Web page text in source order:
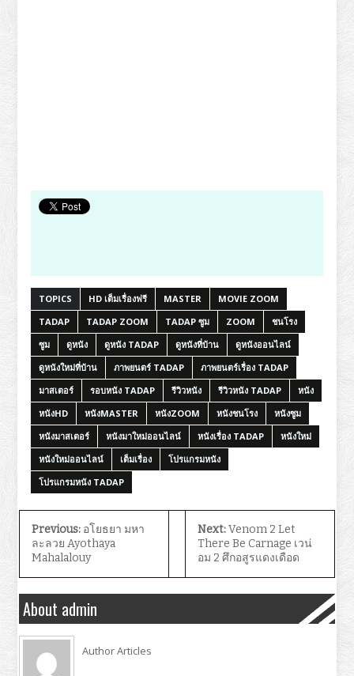
TOPICS HD เต็มเรื่องฟรี MASTER
MOVIE ZOOM
TADAP
TADAP ZOOM TADAP ซูม ZOOM
ชนโรง
ซูม
ดูหนัง ดูหนัง TADAP ดูหนังที่บ้าน
ดูหนังออนไลน์
ดูหนังใหม่ที่บ้าน
ภาพยนตร์ TADAP
ภาพยนตร์เรื่อง TADAP
มาสเตอร์
รอบหนัง TADAP รีวิวหนัง รีวิวหนัง TADAP
หนัง
หนังHD
หนังMASTER หนังZOOM หนังชนโรง
หนังซูม
หนังมาสเตอร์
หนังมาใหม่ออนไลน์ หนังเรื่อง TADAP
หนังใหม่
หนังใหม่ออนไลน์
เต็มเรื่อง
โปรแกรมหนัง
โปรแกรมหนัง TADAP
Previous: อโยธยา มหา
ละลวย Ayothaya
Mahalalouy
Next:Venom 2 Let
There Be Carnage เวน่
อม 2 ศึกอสูรแดงเดือด
About admin
Author Articles